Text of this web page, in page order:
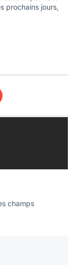
prochains jours,
champs